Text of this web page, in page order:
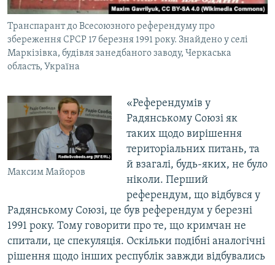
Транспарант до Всесоюзного референдуму про
збереження СРСР 17 березня 1991 року. Знайдено у селі
Маркізівка, будівля занедбаного заводу, Черкаська
область, Україна
Максим Майоров
«Референдумів у
Радянському Союзі як
таких щодо вирішення
територіальних питань, та
й взагалі, будь-яких, не було
ніколи. Перший
референдум, що відбувся у
Радянському Союзі, це був референдум у березні
1991 року. Тому говорити про те, що кримчан не
спитали, це спекуляція. Оскільки подібні аналогічні
рішення щодо інших республік завжди відбувались